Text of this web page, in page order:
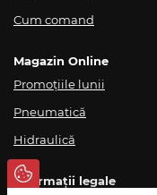
Cum comand
Magazin Online
Promoțiile lunii
Pneumatică
Hidraulică
Informații legale